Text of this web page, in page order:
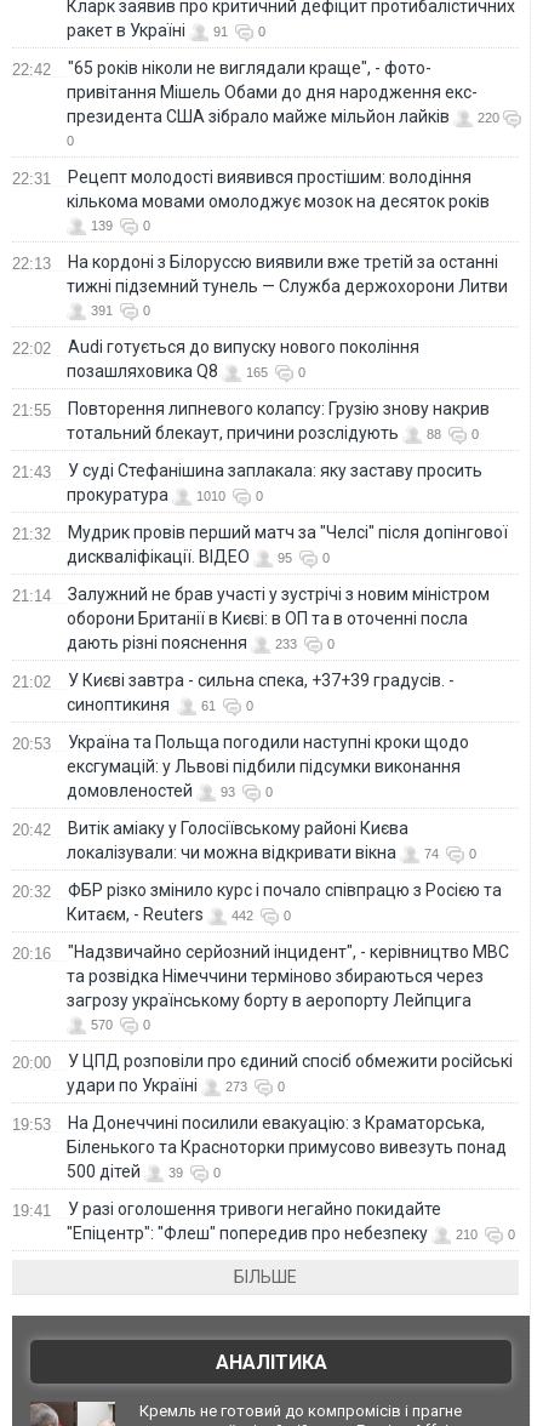
Кларк заявив про критичний дефіцит протибалістичних
ракет в Україні
91 0
22:42
"65 років ніколи не виглядали краще", - фото-
привітання Мішель Обами до дня народження екс-
президента США зібрало майже мільйон лайків
220
0
22:31
Рецепт молодості виявився простішим: володіння
кількома мовами омолоджує мозок на десяток років
139 0
22:13
На кордоні з Білоруссю виявили вже третій за останні
тижні підземний тунель — Служба держохорони Литви
391 0
22:02
Audi готується до випуску нового покоління
позашляховика Q8
165 0
21:55
Повторення липневого колапсу: Грузію знову накрив
тотальний блекаут, причини розслідують
88 0
21:43
У суді Стефанішина заплакала: яку заставу просить
прокуратура
1010 0
21:32
Мудрик провів перший матч за "Челсі" після допінгової
дискваліфікації. ВІДЕО
95 0
21:14
Залужний не брав участі у зустрічі з новим міністром
оборони Британії в Києві: в ОП та в оточенні посла
дають різні пояснення
233 0
21:02
У Києві завтра - сильна спека, +37+39 градусів. -
синоптикиня
61 0
20:53
Україна та Польща погодили наступні кроки щодо
ексгумацій: у Львові підбили підсумки виконання
домовленостей
93 0
20:42
Витік аміаку у Голосіївському районі Києва
локалізували: чи можна відкривати вікна
74 0
20:32
ФБР різко змінило курс і почало співпрацю з Росією та
Китаєм, - Reuters
442 0
20:16
"Надзвичайно серйозний інцидент", - керівництво МВС
та розвідка Німеччини терміново збираються через
загрозу українському борту в аеропорту Лейпцига
570 0
20:00
У ЦПД розповіли про єдиний спосіб обмежити російські
удари по Україні
273 0
19:53
На Донеччині посилили евакуацію: з Краматорська,
Біленького та Красноторки примусово вивезуть понад
500 дітей
39 0
19:41
У разі оголошення тривоги негайно покидайте
"Епіцентр": "Флеш" попередив про небезпеку
210 0
БІЛЬШЕ
АНАЛІТИКА
Кремль не готовий до компромісів і прагне